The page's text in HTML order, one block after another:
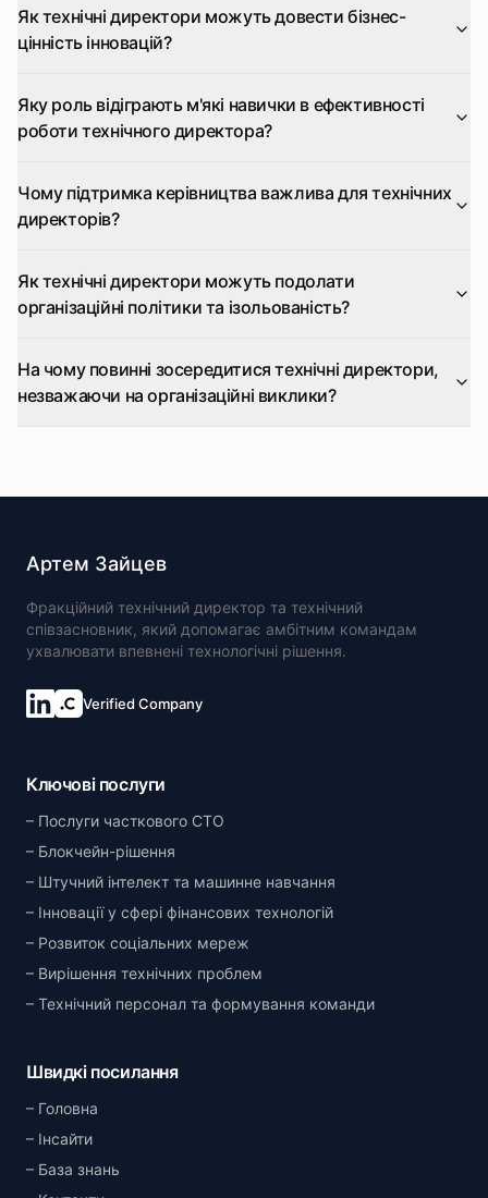
Як технічні директори можуть довести бізнес-
цінність інновацій?
Яку роль відіграють м'які навички в ефективності
роботи технічного директора?
Чому підтримка керівництва важлива для технічних
директорів?
Як технічні директори можуть подолати
організаційні політики та ізольованість?
На чому повинні зосередитися технічні директори,
незважаючи на організаційні виклики?
Артем Зайцев
Фракційний технічний директор та технічний
співзасновник, який допомагає амбітним командам
ухвалювати впевнені технологічні рішення.
Verified Company
Ключові послуги
Послуги часткового CTO
Блокчейн-рішення
Штучний інтелект та машинне навчання
Інновації у сфері фінансових технологій
Розвиток соціальних мереж
Вирішення технічних проблем
Технічний персонал та формування команди
Швидкі посилання
Головна
Інсайти
База знань